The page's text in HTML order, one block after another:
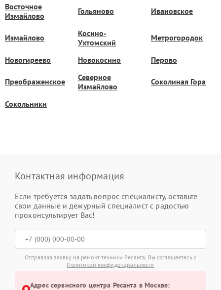
Восточное
Измайлово
Гольяново Ивановское
Измайлово
Косино-
Ухтомский
Метрогородок
Новогиреево Новокосино Перово
Преображенское
Северное
Измайлово
Соколиная Гора
Сокольники
Контактная информация
Если требуется задать вопрос специалисту, оставьте
свои данные и дежурный специалист с радостью
проконсультирует Вас!
Отправляя заявку на ремонт техники Ресанта, Вы соглашаетесь с
Политикой конфиденциальности
Адрес сервисного центра Ресанта в Москве: